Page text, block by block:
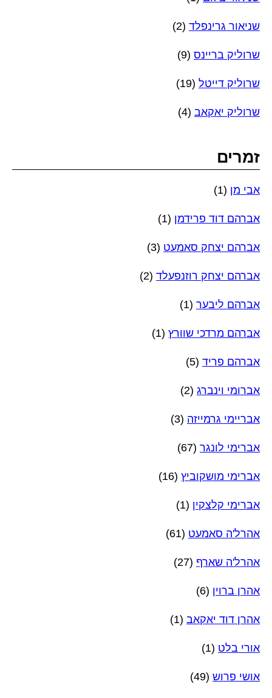
שניאור גרינפלד (2)
שרוליק בריינס (9)
שרוליק דייטל (19)
שרוליק יאקאב (4)
זמרים
אבי מן (1)
אברהם דוד פרידמן (1)
אברהם יצחק סאמעט (3)
אברהם יצחק רוזנפעלד (2)
אברהם ליבער (1)
אברהם מרדכי שוורץ (1)
אברהם פריד (5)
אברומי וינברג (2)
אבריימי גרמייזה (3)
אברימי לונגר (67)
אברימי מושקוביץ (16)
אברימי קלצקין (1)
אהרל'ה סאמעט (61)
אהרל'ה שארף (27)
אהרן ברוין (6)
אהרן דוד יאקאב (1)
אורי בלט (1)
אושי פרוש (49)